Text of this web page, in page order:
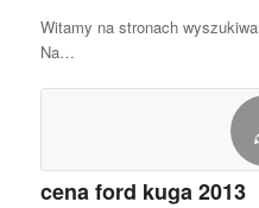
Witamy na stronach
Na…
cena ford kuga 2013